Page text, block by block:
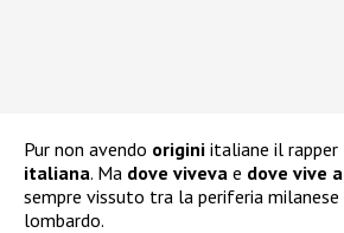
Pur non avendo origini italiane il rapper
italiana. Ma dove viveva e dove vive
sempre vissuto tra la periferia
lombardo.